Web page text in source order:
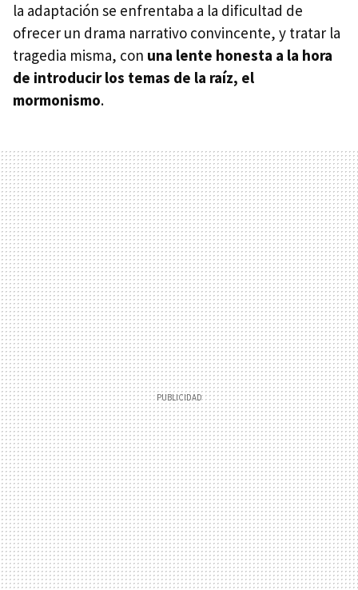
la adaptación se enfrentaba a la dificultad de
ofrecer un drama narrativo convincente, y tratar la
tragedia misma, con una lente honesta a la hora
de introducir los temas de la raíz, el
mormonismo.